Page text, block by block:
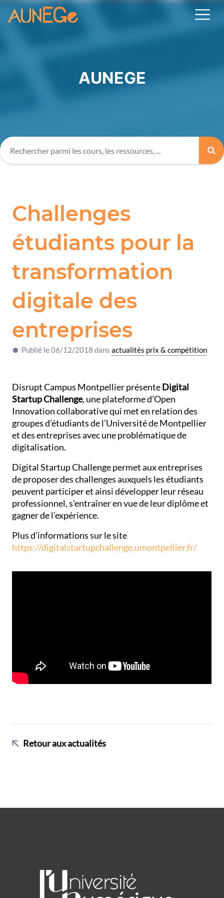
AUNEGE
Challenges
étudiants pour la
transformation
digitale des
entreprises
Publié le 06/12/2018 dansactualités prix & compétition
Disrupt Campus Montpellier présenteDigital
Startup Challenge, une plateforme d’Open
Innovation collaborative qui met en relation des
groupes d’étudiants de l’Université de Montpellier
et des entreprises avec une problématique de
digitalisation.
Digital Startup Challenge permet aux entreprises
de proposer des challenges auxquels les étudiants
peuvent participer et ainsi développer leur réseau
professionnel, s’entraîner en vue de leur diplôme et
gagner de l’expérience.
Plus d’informations sur le site
https://digitalstartupchallenge.umontpellier.fr/
Retour aux actualités